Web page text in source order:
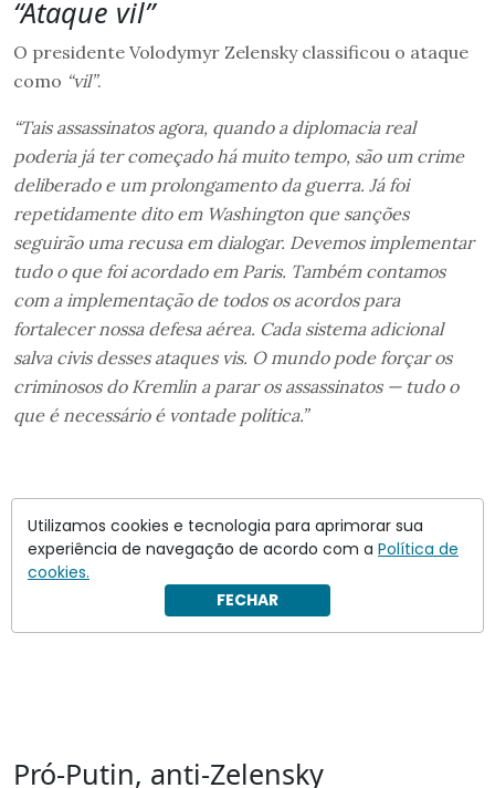
“Ataque vil”
O presidente Volodymyr Zelensky classificou o ataque
como “vil”.
“Tais assassinatos agora, quando a diplomacia real
poderia já ter começado há muito tempo, são um crime
deliberado e um prolongamento da guerra. Já foi
repetidamente dito em Washington que sanções
seguirão uma recusa em dialogar. Devemos implementar
tudo o que foi acordado em Paris. Também contamos
com a implementação de todos os acordos para
fortalecer nossa defesa aérea. Cada sistema adicional
salva civis desses ataques vis. O mundo pode forçar os
criminosos do Kremlin a parar os assassinatos — tudo o
que é necessário é vontade política.”
Pró-Putin, anti-Zelensky
Utilizamos cookies e tecnologia para aprimorar sua
experiência de navegação de acordo com a Política de
cookies.
FECHAR